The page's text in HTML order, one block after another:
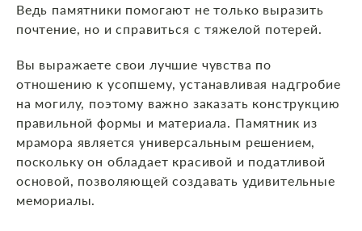
Ведь памятники помогают не только выразить
почтение, но и справиться с тяжелой потерей.
Вы выражаете свои лучшие чувства по
отношению к усопшему, устанавливая надгробие
на могилу, поэтому важно заказать конструкцию
правильной формы и материала. Памятник из
мрамора является универсальным решением,
поскольку он обладает красивой и податливой
основой, позволяющей создавать удивительные
мемориалы.